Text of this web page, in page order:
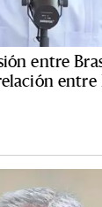
entre
entre